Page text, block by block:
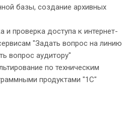
базы, создание архивных
и проверка доступа к интернет-
"Задать вопрос на линию
вопрос аудитору"
по техническим
продуктами "1С"